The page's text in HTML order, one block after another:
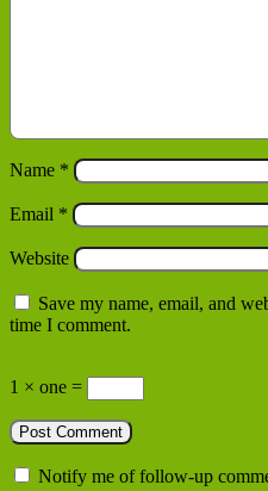
Name *
Email *
Website
Save my name, email, and
time I comment.
1 × one =
Notify me of follow-up